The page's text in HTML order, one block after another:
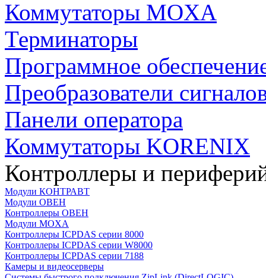
Коммутаторы MOXA
Терминаторы
Программное
Преобразователи
Панели оператора
Коммутаторы KORENIX
Контроллеры и
Модули КОНТРАВТ
Модули ОВЕН
Контроллеры ОВЕН
Модули MOXA
Контроллеры ICPDAS серии 8000
Контроллеры ICPDAS серии W8000
Контроллеры ICPDAS серии 7188
Камеры и видеосерверы